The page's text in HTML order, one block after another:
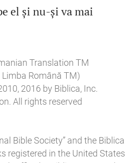
el și nu‑și va mai
Translation TM
Română TM)
2016 by Biblica, Inc.
All rights reserved
Bible Society” and the Biblica
registered in the United States